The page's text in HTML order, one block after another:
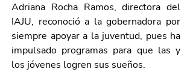
Adriana Rocha Ramos, directora del
IAJU, reconoció a la gobernadora por
siempre apoyar a la juventud, pues ha
impulsado programas para que las y
los jóvenes logren sus sueños.